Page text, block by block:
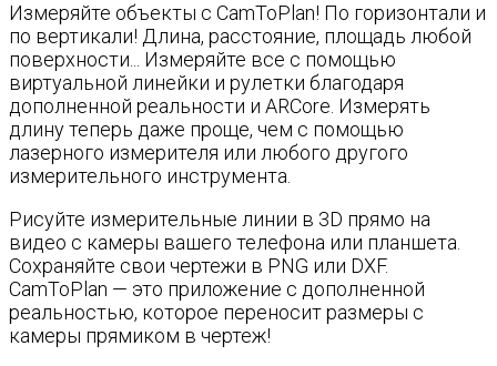
Измеряйте объекты с CamToPlan! По горизонтали и
по вертикали! Длина, расстояние, площадь любой
поверхности... Измеряйте все с помощью
виртуальной линейки и рулетки благодаря
дополненной реальности и ARCore. Измерять
длину теперь даже проще, чем с помощью
лазерного измерителя или любого другого
измерительного инструмента.
Рисуйте измерительные линии в 3D прямо на
видео с камеры вашего телефона или планшета.
Сохраняйте свои чертежи в PNG или DXF.
CamToPlan — это приложение с дополненной
реальностью, которое переносит размеры с
камеры прямиком в чертеж!